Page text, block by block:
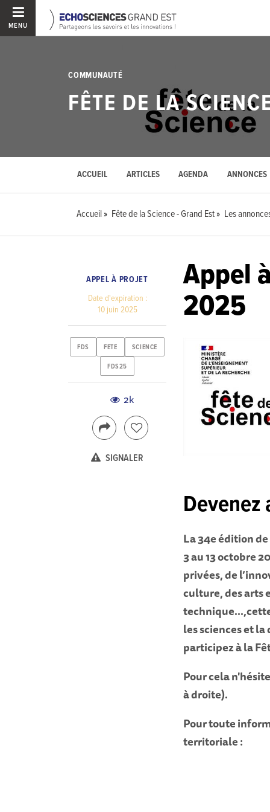
MENU
COMMUNAUTÉ
FÊTE DE LA
ACCUEIL ARTICLES AGENDA ANNONCES
Accueil Fête de la Science - Grand Est Les
Appel
2025
La 34e édition
3 au 13 octobre
privées, de
culture, des arts
technique...,
les sciences et
participez à la
Pour cela
à droite).
Pour toute
territoriale :
APPEL À PROJET
Date d'expiration :
10 juin 2025
FDS FETE SCIENCE
FDS25
2k
SIGNALER